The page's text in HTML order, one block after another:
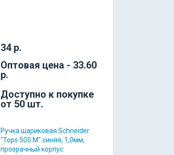
34 р.
Оптовая цена - 33.60
р.
Доступно к покупке
от 50 шт.
Ручка шариковая Schneider
"Tops 505 M" синяя, 1,0мм,
прозрачный корпус